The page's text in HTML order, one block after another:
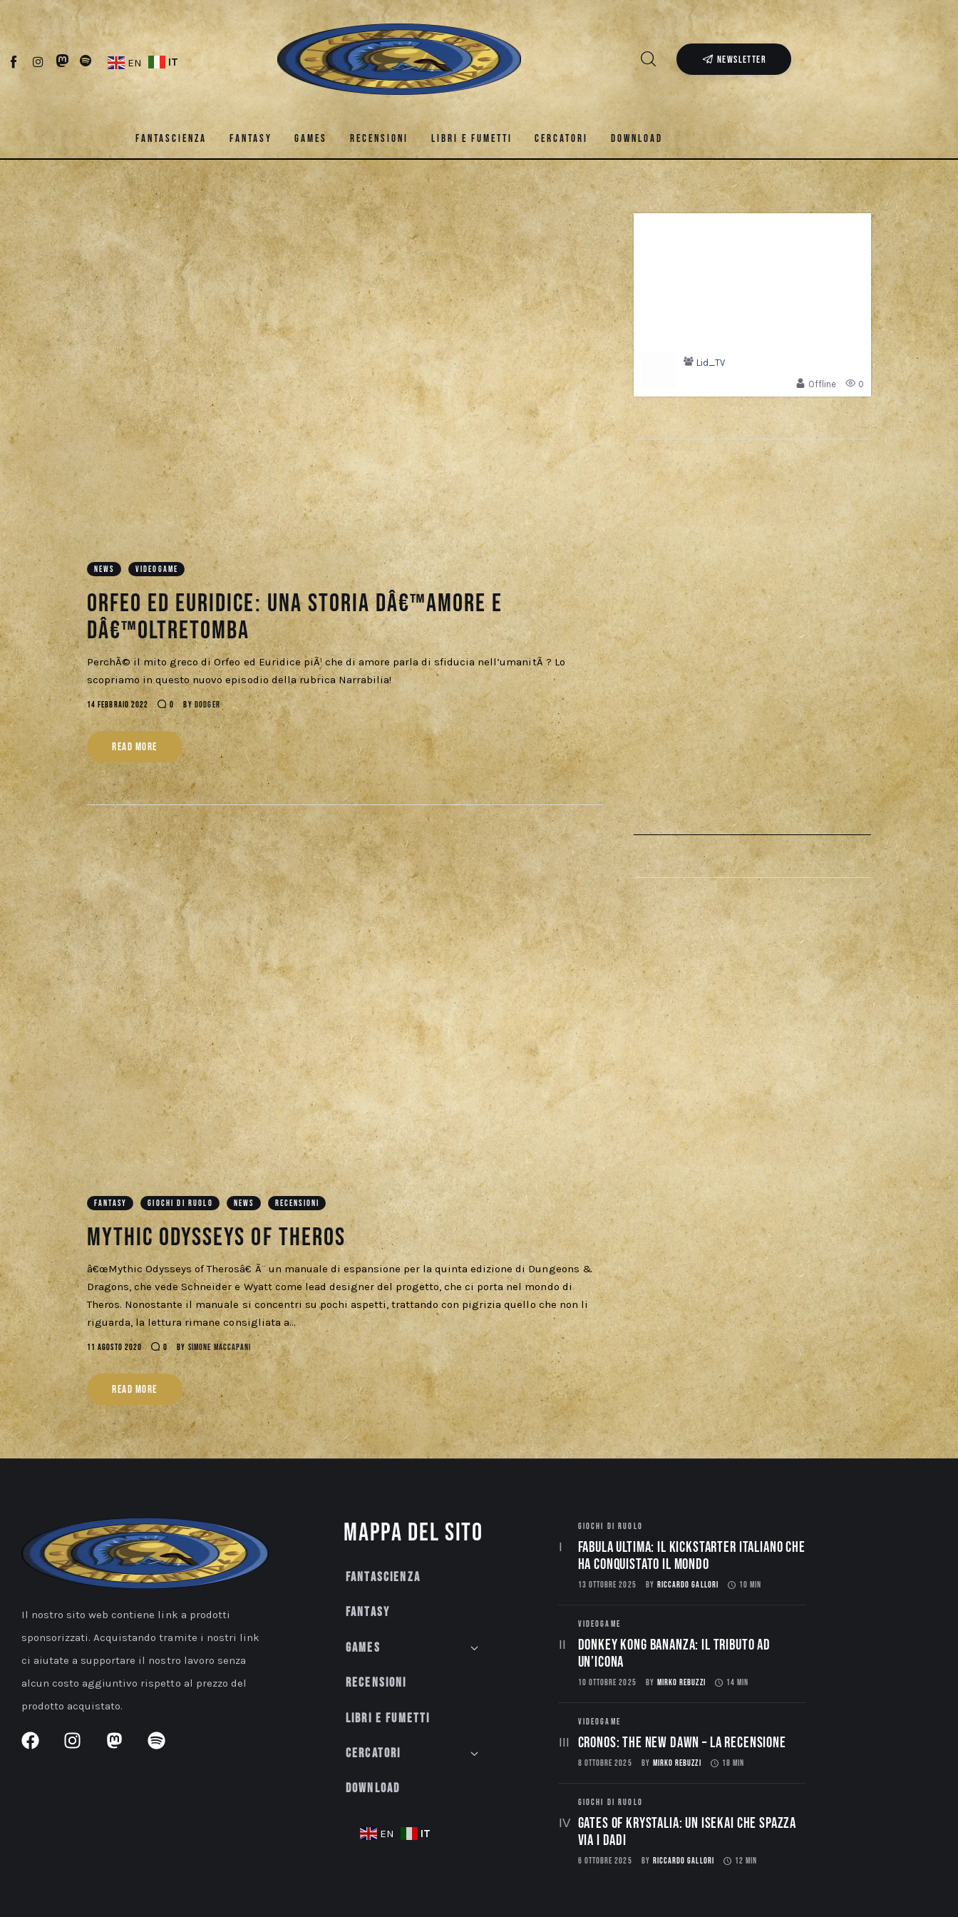
EN IT NEWSLETTER
FANTASCIENZA FANTASY GAMES RECENSIONI LIBRI E FUMETTI CERCATORI DOWNLOAD
FANTASCIENZA FANTASY GAMES RECENSIONI LIBRI E FUMETTI CERCATORI
DOWNLOAD
Fantascienza
Fantasy
Recensioni
Libri e fumetti
Cercatori
Download
NEWS VIDEOGAME
Orfeo ed Euridice: una storia dâ€™amore e
dâ€™oltretomba
PerchÃ© il mito greco di Orfeo ed Euridice piÃ¹ che di amore parla di sfiducia nell’umanitÃ ? Lo
scopriamo in questo nuovo episodio della rubrica Narrabilia!
14 FEBBRAIO 2022 0 BY DODGER
READ MORE
FANTASY GIOCHI DI RUOLO NEWS RECENSIONI
Mythic Odysseys of Theros
â€œMythic Odysseys of Therosâ€ Ã¨ un manuale di espansione per la quinta edizione di Dungeons &
Dragons, che vede Schneider e Wyatt come lead designer del progetto, che ci porta nel mondo di
Theros. Nonostante il manuale si concentri su pochi aspetti, trattando con pigrizia quello che non li
riguarda, la lettura rimane consigliata a…
11 AGOSTO 2020 0 BY SIMONE MACCAPANI
READ MORE
Lid_TV
Offline
0
Il nostro sito web contiene link a prodotti
sponsorizzati. Acquistando tramite i nostri link
ci aiutate a supportare il nostro lavoro senza
alcun costo aggiuntivo rispetto al prezzo del
prodotto acquistato.
Mappa del sito
Fantascienza
Fantasy
Games
Recensioni
Libri e fumetti
Cercatori
Download
EN IT
GIOCHI DI RUOLO
Fabula Ultima: il Kickstarter italiano che
ha conquistato il mondo
13 OTTOBRE 2025 BY RICCARDO GALLORI 10 MIN
VIDEOGAME
Donkey Kong Bananza: Il Tributo ad
un’Icona
10 OTTOBRE 2025 BY MIRKO REBUZZI 14 MIN
VIDEOGAME
CRONOS: THE NEW DAWN – La Recensione
8 OTTOBRE 2025 BY MIRKO REBUZZI 18 MIN
GIOCHI DI RUOLO
Gates of Krystalia: Un Isekai che spazza
via i dadi
6 OTTOBRE 2025 BY RICCARDO GALLORI 12 MIN